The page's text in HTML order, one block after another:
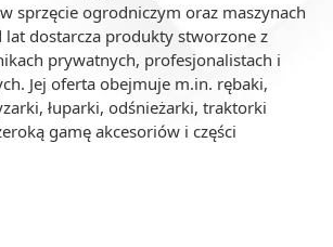
sprzęcie ogrodniczym oraz maszynach
dostarcza produkty stworzone z
prywatnych, profesjonalistach i
Jej oferta obejmuje m.in. rębaki,
łuparki, odśnieżarki, traktorki
gamę akcesoriów i części